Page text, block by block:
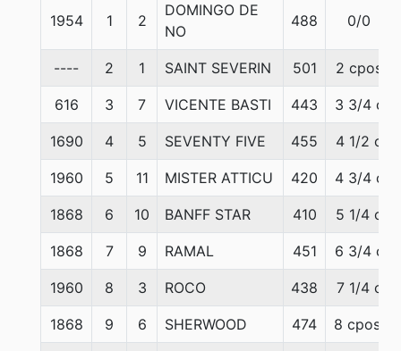
1954 1 2
DOMINGO DE
NO
488 0/0
---- 2 1 SAINT SEVERIN 501 2 cpos
616 3 7 VICENTE BASTI 443 3 3/4 c
1690 4 5 SEVENTY FIVE 455 4 1/2 c
1960 5 11 MISTER ATTICU 420 4 3/4 c
1868 6 10 BANFF STAR 410 5 1/4 c
1868 7 9 RAMAL 451 6 3/4 c
1960 8 3 ROCO 438 7 1/4 c
1868 9 6 SHERWOOD 474 8 cpos.